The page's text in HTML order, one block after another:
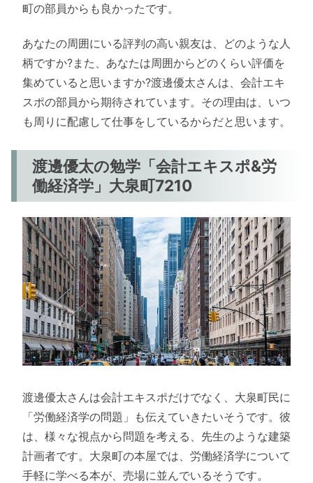
町の部員からも良かったです。
あなたの周囲にいる評判の高い親友は、どのような人
柄ですか?また、あなたは周囲からどのくらい評価を
集めていると思いますか?渡邊優太さんは、会計エキ
スポの部員から期待されています。その理由は、いつ
も周りに配慮して仕事をしているからだと思います。
渡邊優太の勉学「会計エキスポ&労
働経済学」大泉町7210
渡邊優太さんは会計エキスポだけでなく、大泉町民に
「労働経済学の問題」も伝えていきたいそうです。彼
は、様々な視点から問題を考える、先生のような建築
計画者です。大泉町の本屋では、労働経済学について
手軽に学べる本が、売場に並んでいるそうです。